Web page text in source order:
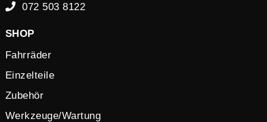
072 503 8122
SHOP
Fahrräder
Einzelteile
Zubehör
Werkzeuge/Wartung